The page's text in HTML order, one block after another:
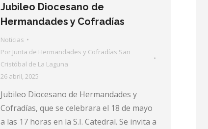
Jubileo Diocesano de
Hermandades y Cofradías
Noticias
Por Junta de Hermandades y Cofradías San
Cristóbal de La Laguna
26 abril, 2025
Jubileo Diocesano de Hermandades y
Cofradías, que se celebrara el 18 de mayo
a las 17 horas en la S.I. Catedral. Se invita a